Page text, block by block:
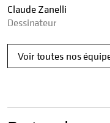
Claude Zanelli
Dessinateur
Voir toutes nos